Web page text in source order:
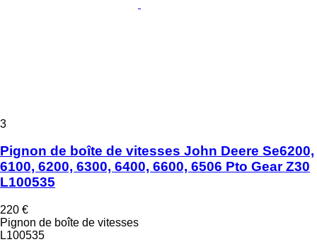
3
Pignon de boîte de vitesses John Deere Se6200,
6100, 6200, 6300, 6400, 6600, 6506 Pto Gear Z30
L100535
220 €
Pignon de boîte de vitesses
L100535